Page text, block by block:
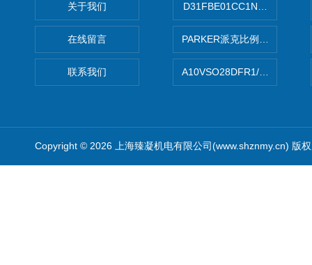
关于我们
在线留言
联系我们
PARKER派克比例阀 柱塞泵
A10VSO28DFR1/
Copyright © 2026 上海臻凝机电有限公司(www.shznmy.cn) 版